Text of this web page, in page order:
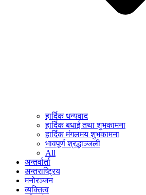
हार्दिक धन्यवाद
हार्दिक बधाई तथा शुभकामना
हार्दिक मंगलमय शुभकामना
भावपूर्ण श्रद्धाञ्जली
All
अन्तर्वार्ता
अन्तराष्ट्रिय
मनोरञ्जन
व्यक्तित्व